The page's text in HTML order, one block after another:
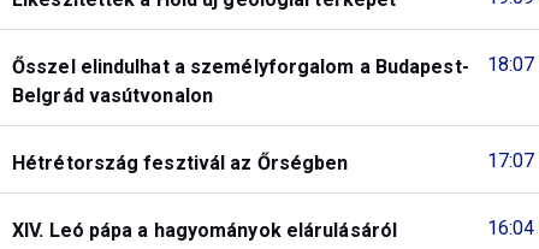
18:07
Ősszel elindulhat a személyforgalom a Budapest-
Belgrád vasútvonalon
17:07
Hétrétország fesztivál az Őrségben
16:04
XIV. Leó pápa a hagyományok elárulásáról